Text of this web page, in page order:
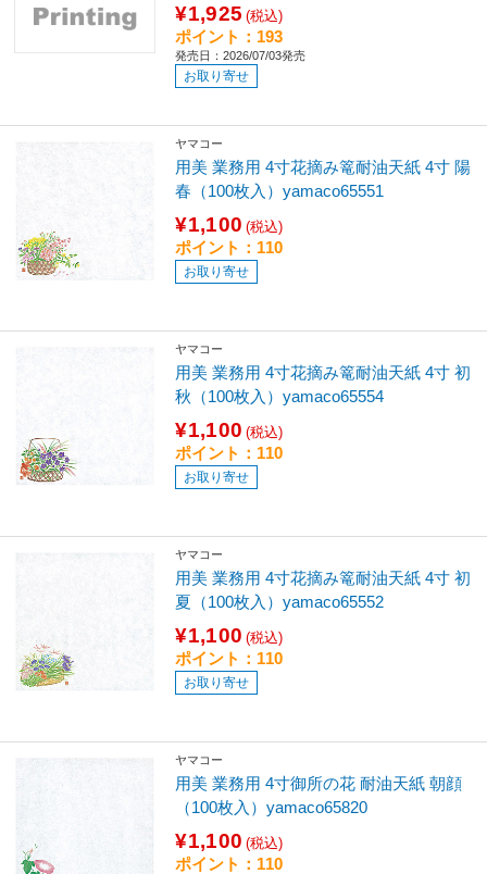
¥1,925 (税込)
ポイント：193
発売日：2026/07/03発売
お取り寄せ
ヤマコー
用美 業務用 4寸花摘み篭耐油天紙 4寸 陽
春（100枚入）yamaco65551
¥1,100 (税込)
ポイント：110
お取り寄せ
ヤマコー
用美 業務用 4寸花摘み篭耐油天紙 4寸 初
秋（100枚入）yamaco65554
¥1,100 (税込)
ポイント：110
お取り寄せ
ヤマコー
用美 業務用 4寸花摘み篭耐油天紙 4寸 初
夏（100枚入）yamaco65552
¥1,100 (税込)
ポイント：110
お取り寄せ
ヤマコー
用美 業務用 4寸御所の花 耐油天紙 朝顔
（100枚入）yamaco65820
¥1,100 (税込)
ポイント：110